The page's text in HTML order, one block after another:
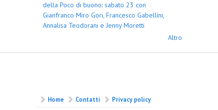
della Poco di buono: sabato 23 con
Gianfranco Miro Gori, Francesco Gabellini,
Annalisa Teodorani e Jenny Moretti
Altro
Home Contatti
Privacy policy